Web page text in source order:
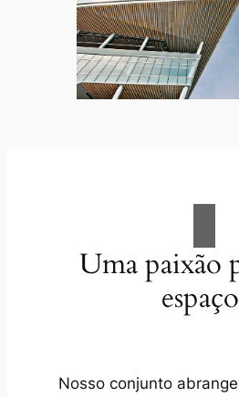
Uma paixão
Nosso conjunto